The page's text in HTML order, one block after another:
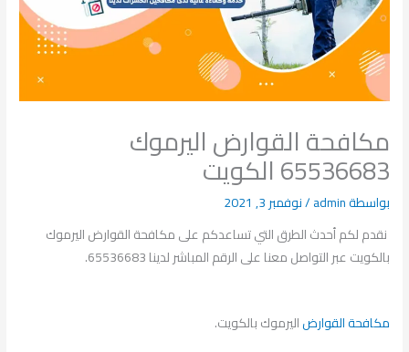
مكافحة القوارض اليرموك
65536683 الكويت
بواسطةadmin
/نوفمبر 3, 2021
نقدم لكم أحدث الطرق التي تساعدكم على مكافحة القوارض اليرموك
بالكويت عبر التواصل معنا على الرقم المباشر لدينا 65536683.
مكافحة القوارضاليرموك بالكويت.